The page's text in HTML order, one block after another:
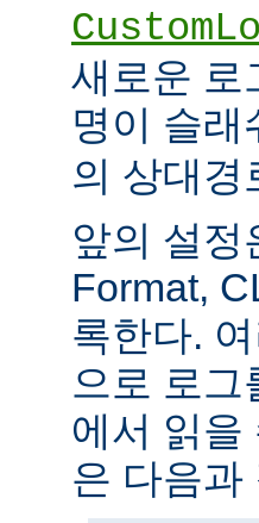
새로운 로
명이 슬
의 상대경
앞의 설정
Format,
록한다.
으로 로그
에서 읽을
은 다음과